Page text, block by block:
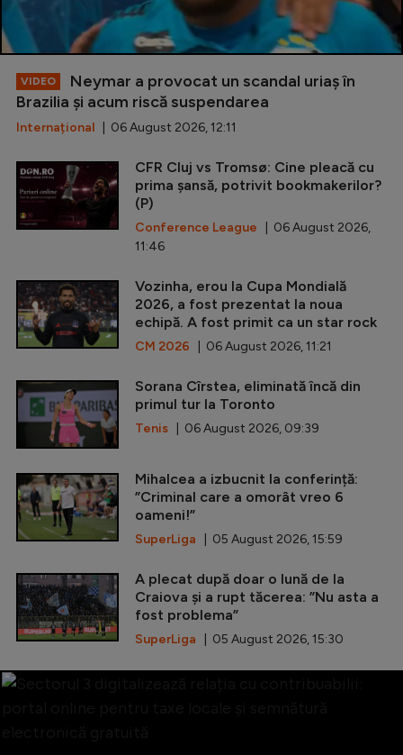
VIDEO
Neymar a provocat un scandal uriaș în
Brazilia și acum riscă suspendarea
Internațional | 06 August 2026, 12:11
CFR Cluj vs Tromsø: Cine pleacă cu
prima șansă, potrivit bookmakerilor?
(P)
Conference League | 06 August 2026,
11:46
Vozinha, erou la Cupa Mondială
2026, a fost prezentat la noua
echipă. A fost primit ca un star rock
CM 2026 | 06 August 2026, 11:21
Sorana Cîrstea, eliminată încă din
primul tur la Toronto
Tenis | 06 August 2026, 09:39
Mihalcea a izbucnit la conferință:
”Criminal care a omorât vreo 6
oameni!”
SuperLiga | 05 August 2026, 15:59
A plecat după doar o lună de la
Craiova și a rupt tăcerea: ”Nu asta a
fost problema”
SuperLiga | 05 August 2026, 15:30